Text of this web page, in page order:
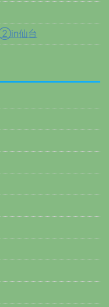
②in仙台